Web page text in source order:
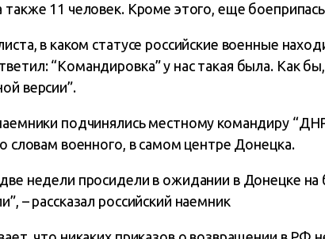
11 человек. Кроме этого, еще
в каком статусе российские военные
“Командировка” у нас такая была. Как
версии”.
подчинялись местному командиру
словам военного, в самом центре Донецка.
недели просидели в ожидании в Донецке на
– рассказал российский наемник